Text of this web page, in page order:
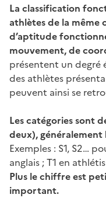
La classification
athlètes de la même
d’aptitude
mouvement, de
présentent un degré
des athlètes
peuvent ainsi se
Les catégories sont
deux),
Exemples : S1, S2…
anglais ; T1 en
Plus le chiffre est
important.